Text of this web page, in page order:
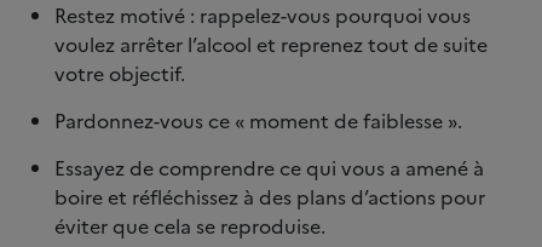
Restez motivé : rappelez-vous pourquoi vous
voulez arrêter l’alcool et reprenez tout de suite
votre objectif.
Pardonnez-vous ce « moment de faiblesse ».
Essayez de comprendre ce qui vous a amené à
boire et réfléchissez à des plans d’actions pour
éviter que cela se reproduise.